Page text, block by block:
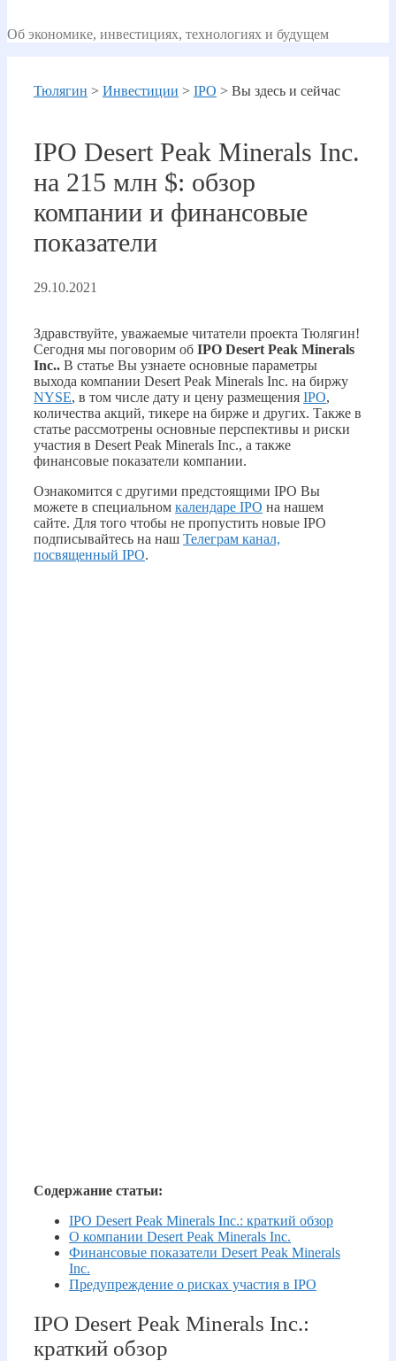
Об экономике, инвестициях, технологиях и будущем
Тюлягин > Инвестиции > IPO > Вы здесь и сейчас
IPO Desert Peak Minerals Inc.
на 215 млн $: обзор
компании и финансовые
показатели
29.10.2021
Здравствуйте, уважаемые читатели проекта Тюлягин!
Сегодня мы поговорим об IPO Desert Peak Minerals
Inc.. В статье Вы узнаете основные параметры
выхода компании Desert Peak Minerals Inc. на биржу
NYSE, в том числе дату и цену размещения IPO,
количества акций, тикере на бирже и других. Также в
статье рассмотрены основные перспективы и риски
участия в Desert Peak Minerals Inc., а также
финансовые показатели компании.
Ознакомится с другими предстоящими IPO Вы
можете в специальном календаре IPO на нашем
сайте. Для того чтобы не пропустить новые IPO
подписывайтесь на наш Телеграм канал,
посвященный IPO.
Содержание статьи:
IPO Desert Peak Minerals Inc.: краткий обзор
О компании Desert Peak Minerals Inc.
Финансовые показатели Desert Peak Minerals
Inc.
Предупреждение о рисках участия в IPO
IPO Desert Peak Minerals Inc.:
краткий обзор